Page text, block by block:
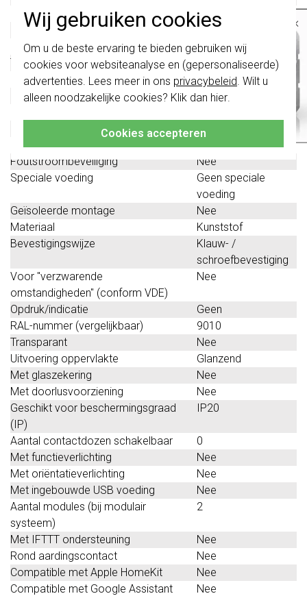
Wij gebruiken cookies
Om u de beste ervaring te bieden gebruiken wij
cookies voor websiteanalyse en (gepersonaliseerde)
advertenties. Lees meer in ons privacybeleid . Wilt u
alleen noodzakelijke cookies? Klik dan hier
Cookies accepteren
Frequentie
50 - 60 Hertz
Met aan/uitschakelaar
Nee
Beschermingscontact
Ja
Tekstveld/beschrijvingsvlak
Nee
Uitwerpmechanisme
Nee
Materiaalkwaliteit
Thermoplast
Stekkerstand gedraaid
Nee
Overspanningsbeveiliging
Nee
Foutstroombeveiliging
Nee
Speciale voeding
Geen speciale
voeding
Geïsoleerde montage
Nee
Materiaal
Kunststof
Bevestigingswijze
Klauw- /
schroefbevestiging
Voor "verzwarende
omstandigheden" (conform VDE)
Nee
Opdruk/indicatie
Geen
RAL-nummer (vergelijkbaar)
9010
Transparant
Nee
Uitvoering oppervlakte
Glanzend
Met glaszekering
Nee
Met doorlusvoorziening
Nee
Geschikt voor beschermingsgraad
(IP)
IP20
Aantal contactdozen schakelbaar
0
Met functieverlichting
Nee
Met oriëntatieverlichting
Nee
Met ingebouwde USB voeding
Nee
Aantal modules (bij modulair
systeem)
2
Met IFTTT ondersteuning
Nee
Rond aardingscontact
Nee
Compatible met Apple HomeKit
Nee
Compatible met Google Assistant
Nee
×
schakelwippen zijn vernieuwd. Ze zijn
niette combineren met de schakelaars
van vóór augustus 2024.
Klik hiervoor meer informatie, zodat je